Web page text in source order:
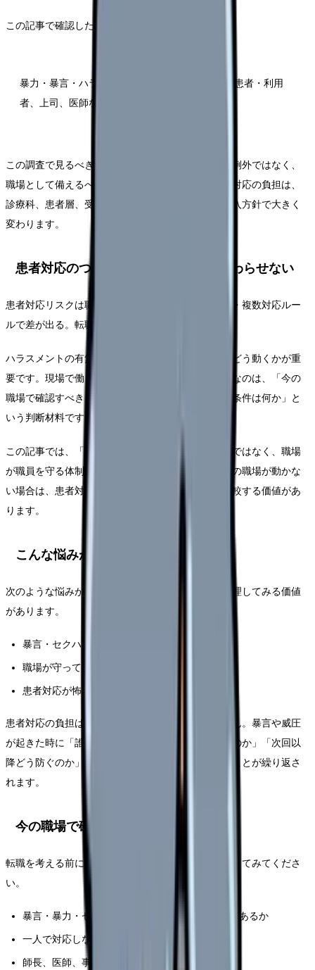
この記事で確認したいポイントは、次の通りです。
暴力・暴言・ハラスメント経験は49.3％。相手は患者・利用
者、上司、医師など多岐にわたります。
この調査で見るべきなのは、ハラスメントが特別な例外ではなく、
職場として備えるべきリスクだという点です。患者対応の負担は、
診療科、患者層、受付・事務との連携、管理者の介入方針で大きく
変わります。
患者対応のつらさを、個人の我慢で終わらせない
患者対応リスクは職場種別・管理者対応・警察連携・複数対応ルー
ルで差が出る。転職時に安全体制を見る。
ハラスメントの有無だけでなく、起きた時に職場がどう動くかが重
要です。現場で働く看護師さんにとって本当に必要なのは、「今の
職場で確認すべきことは何か」「転職で変えられる条件は何か」と
いう判断材料です。
この記事では、「怖い患者さんがいるから辞める」ではなく、職場
が職員を守る体制を持っているかを確認します。今の職場が動かな
い場合は、患者対応を一人に背負わせない職場を比較する価値があ
ります。
こんな悩みがある看護師さんへ
次のような悩みがある方は、今の職場条件を一度整理してみる価値
があります。
暴言・セクハラ・クレームがつらい
職場が守ってくれない
患者対応が怖い
患者対応の負担は、個人の接遇だけで解決できません。暴言や威圧
が起きた時に「誰が代わるのか」「どこへ記録するのか」「次回以
降どう防ぐのか」が決まっていない職場では、同じことが繰り返さ
れます。
今の職場で確認すべきこと
転職を考える前に、まずは今の職場で次の点を確認してみてくださ
い。
暴言・暴力・セクハラが起きた時の対応フローがあるか
一人で対応しないルールがあるか
師長、医師、事務、警備が介入する基準があるか